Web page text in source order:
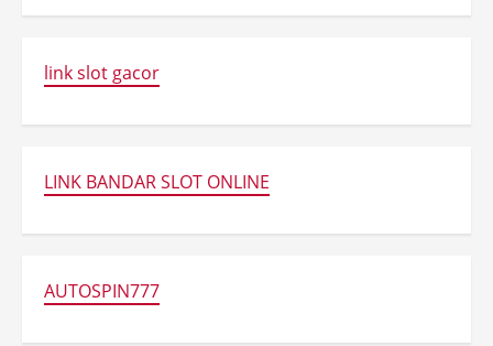
link slot gacor
LINK BANDAR SLOT ONLINE
AUTOSPIN777